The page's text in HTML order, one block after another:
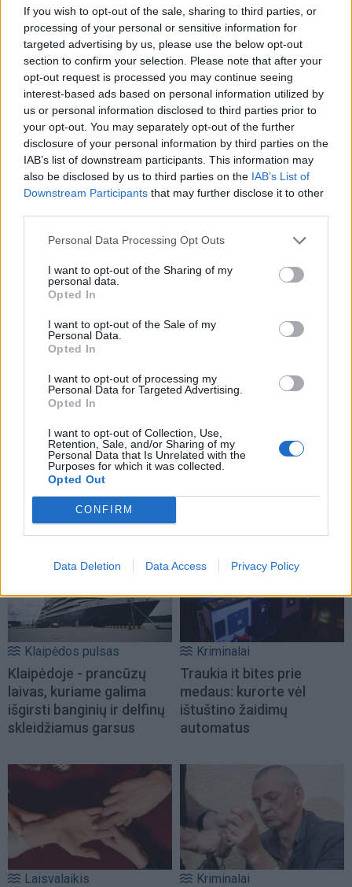
If you wish to opt-out of the sale, sharing to third parties, or
processing of your personal or sensitive information for
targeted advertising by us, please use the below opt-out
section to confirm your selection. Please note that after your
opt-out request is processed you may continue seeing
interest-based ads based on personal information utilized by
us or personal information disclosed to third parties prior to
your opt-out. You may separately opt-out of the further
disclosure of your personal information by third parties on the
IAB’s list of downstream participants. This information may
also be disclosed by us to third parties on the IAB’s List of
Downstream Participants that may further disclose it to other
Personal Data Processing Opt Outs
I want to opt-out of the Sharing of my
personal data.
Opted In
I want to opt-out of the Sale of my
Personal Data.
Opted In
I want to opt-out of processing my
Personal Data for Targeted Advertising.
Opted In
I want to opt-out of Collection, Use,
Retention, Sale, and/or Sharing of my
Personal Data that Is Unrelated with the
Purposes for which it was collected.
Opted Out
CONFIRM
Data Deletion Data Access Privacy Policy
Nuomonės
Aukso Orda amžių
glūdumoje ir šiandienoje
Nuomonės
Istorinis momentas Jūros
šventėje: Klaipėdos
meras Arvydas Vaitkus
padėkojo visiems,
prisidėjusiems prie
renginio
NAUJI
Klaipėdos pulsas
Klaipėdoje - prancūzų
laivas, kuriame galima
išgirsti banginių ir delfinų
skleidžiamus garsus
Kriminalai
Traukia it bites prie
medaus: kurorte vėl
ištuštino žaidimų
automatus
Laisvalaikis Kriminalai